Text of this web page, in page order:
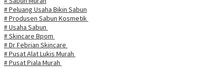
# Peluang Usaha Bikin Sabun
# Produsen Sabun Kosmetik
# Usaha Sabun
# Skincare Bpom
# Dr Febrian Skincare
# Pusat Alat Lukis Murah
# Pusat Piala Murah